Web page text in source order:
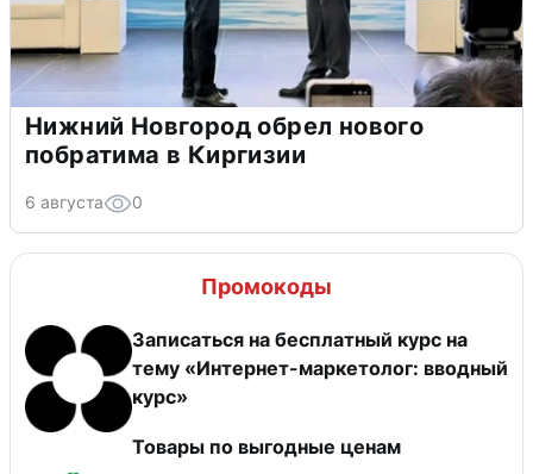
Нижний Новгород обрел нового
побратима в Киргизии
6 августа 0
Промокоды
Записаться на бесплатный курс на
тему «Интернет-маркетолог: вводный
курс»
Товары по выгодные ценам